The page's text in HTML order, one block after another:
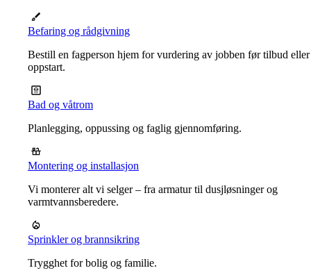
Befaring og rådgivning
Bestill en fagperson hjem for vurdering av jobben før tilbud eller
oppstart.
Bad og våtrom
Planlegging, oppussing og faglig gjennomføring.
Montering og installasjon
Vi monterer alt vi selger – fra armatur til dusjløsninger og
varmtvannsberedere.
Sprinkler og brannsikring
Trygghet for bolig og familie.